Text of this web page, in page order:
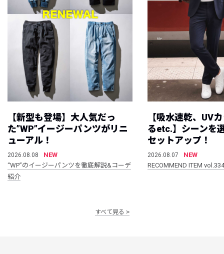
【新型も登場】大人気だっ
た”WP”イージーパンツがリニ
ューアル！
2026.08.08
NEW
“WP”のイージーパンツを徹底解説&コーデ
紹介
【吸水速乾、UV
るetc.】シーンを
セットアップ！
2026.08.07
NEW
RECOMMEND ITEM vol.334
すべて見る